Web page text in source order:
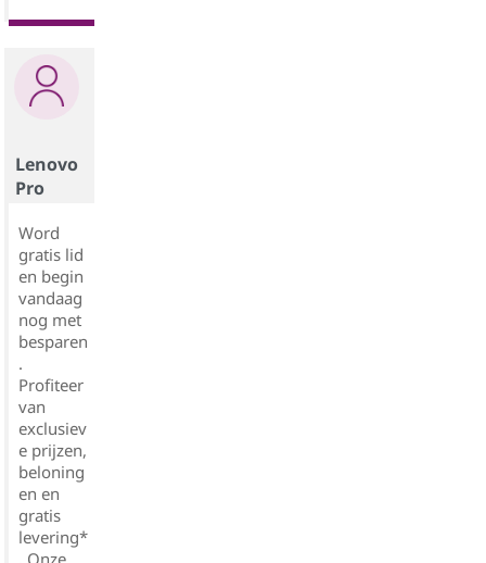
Lenovo
Pro
Word
gratis lid
en begin
vandaag
nog met
besparen
.
Profiteer
van
exclusiev
e prijzen,
beloning
en en
gratis
levering*
. Onze